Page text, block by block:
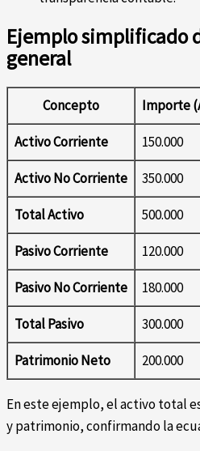
Ejemplo simplificado
general
Concepto Importe
Activo Corriente 150.000
Activo No Corriente 350.000
Total Activo 500.000
Pasivo Corriente 120.000
Pasivo No Corriente 180.000
Total Pasivo 300.000
Patrimonio Neto 200.000
En este ejemplo, el activo total
y patrimonio, confirmando la